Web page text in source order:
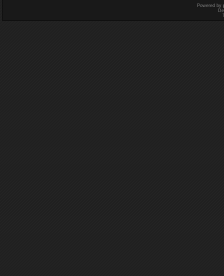
Powered by